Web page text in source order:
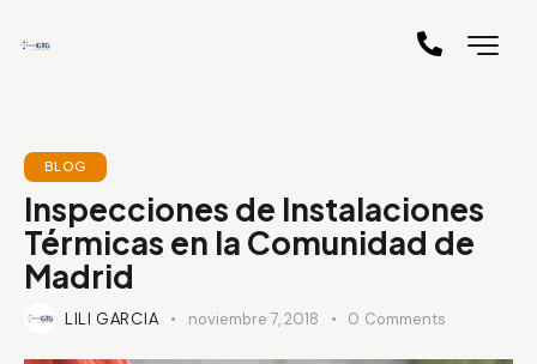
BLOG
Inspecciones de Instalaciones
Térmicas en la Comunidad de
Madrid
LILI GARCIA noviembre 7, 2018 0 Comments